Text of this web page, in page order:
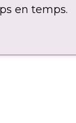
en temps.